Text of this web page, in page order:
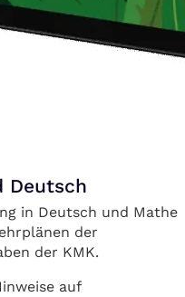
Deutsch
in Deutsch und Mathe
der
der KMK.
auf